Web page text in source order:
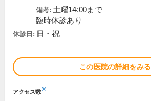
備考: 土曜14:00まで
臨時休診あり
休診日: 日・祝
この医院の詳細をみる
アクセス数※